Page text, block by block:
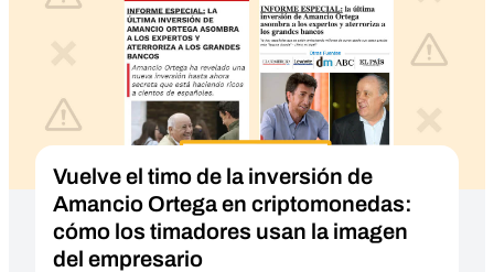
Vuelve el timo de la inversión de
Amancio Ortega en criptomonedas:
cómo los timadores usan la imagen
del empresario